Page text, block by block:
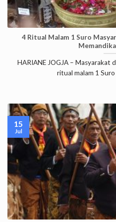
4 Ritual Malam 1 Suro
HARIANE JOGJA – Masyarakat
ritual malam 1
15
Jul